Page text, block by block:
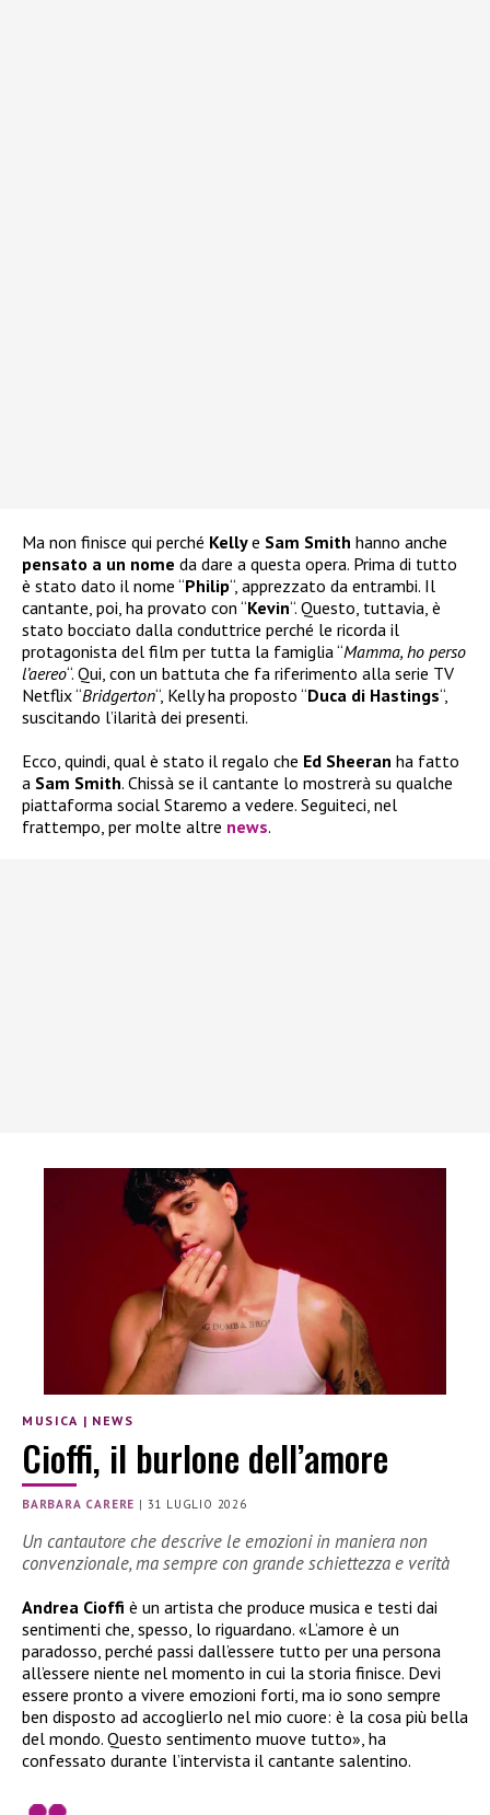
Ma non finisce qui perché Kellye Sam Smith hanno anche
pensato a un nome da dare a questa opera. Prima di tutto
è stato dato il nome “Philip“, apprezzato da entrambi. Il
cantante, poi, ha provato con “Kevin“. Questo, tuttavia, è
stato bocciato dalla conduttrice perché le ricorda il
protagonista del film per tutta la famiglia “Mamma, ho perso
l’aereo“. Qui, con un battuta che fa riferimento alla serie TV
Netflix “Bridgerton“, Kelly ha proposto “Duca di Hastings“,
suscitando l’ilarità dei presenti.
Ecco, quindi, qual è stato il regalo che Ed Sheeran ha fatto
a Sam Smith. Chissà se il cantante lo mostrerà su qualche
piattaforma social Staremo a vedere. Seguiteci, nel
frattempo, per molte altre news.
MUSICA | NEWS
Cioffi, il burlone dell’amore
BARBARA CARERE | 31 LUGLIO 2026
Un cantautore che descrive le emozioni in maniera non
convenzionale, ma sempre con grande schiettezza e verità
Andrea Cioffi è un artista che produce musica e testi dai
sentimenti che, spesso, lo riguardano. «L’amore è un
paradosso, perché passi dall’essere tutto per una persona
all’essere niente nel momento in cui la storia finisce. Devi
essere pronto a vivere emozioni forti, ma io sono sempre
ben disposto ad accoglierlo nel mio cuore: è la cosa più bella
del mondo. Questo sentimento muove tutto», ha
confessato durante l’intervista il cantante salentino.